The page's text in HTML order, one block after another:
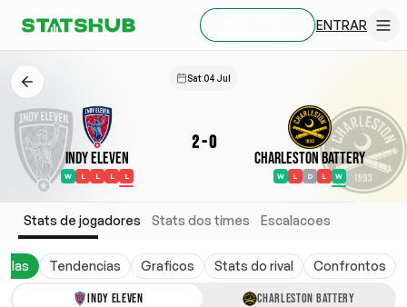
ENTRAR
Sat 04 Jul
Indy Eleven
W L L L L
2-0
Charleston Battery
W L D L W
Stats de jogadores Stats dos times Escalacoes
Tendencias Graficos Stats do rival Confrontos
INDY ELEVEN CHARLESTON BATTERY